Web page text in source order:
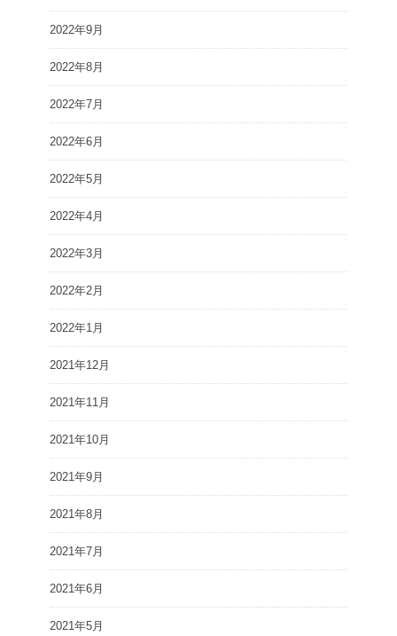
2022年9月
2022年8月
2022年7月
2022年6月
2022年5月
2022年4月
2022年3月
2022年2月
2022年1月
2021年12月
2021年11月
2021年10月
2021年9月
2021年8月
2021年7月
2021年6月
2021年5月